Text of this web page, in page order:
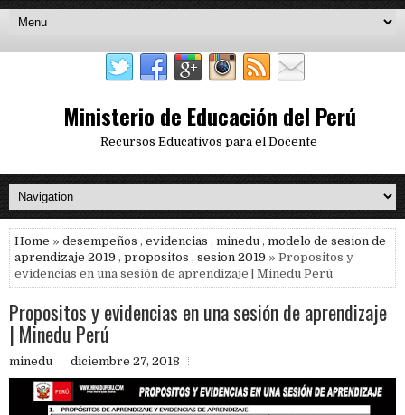
Ministerio de Educación del Perú
Recursos Educativos para el Docente
Home » desempeños , evidencias , minedu , modelo de sesion de
aprendizaje 2019 , propositos , sesion 2019 » Propositos y
evidencias en una sesión de aprendizaje | Minedu Perú
Propositos y evidencias en una sesión de aprendizaje
| Minedu Perú
minedu diciembre 27, 2018